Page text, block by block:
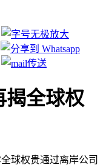
揭全球权
球权贵通过离岸公司